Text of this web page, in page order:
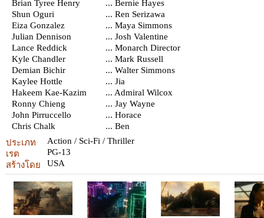
Brian Tyree Henry
... Bernie Hayes
Shun Oguri
... Ren Serizawa
Eiza Gonzalez
... Maya Simmons
Julian Dennison
... Josh Valentine
Lance Reddick
... Monarch Director
Kyle Chandler
... Mark Russell
Demian Bichir
... Walter Simmons
Kaylee Hottle
... Jia
Hakeem Kae-Kazim
... Admiral Wilcox
Ronny Chieng
... Jay Wayne
John Pirruccello
... Horace
Chris Chalk
... Ben
ประเภท
Action / Sci-Fi / Thriller
เรต
PG-13
สร้างโดย
USA